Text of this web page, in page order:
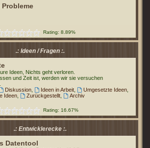
Rating: 8.89%
.: Ideen / Fragen :.
Ideen, Nichts geht verloren.
und Zeit ist, werden wir sie versuchen
Diskussion, Ideen in Arbeit, Umgesetzte Ideen,
Ideen, Zurückgestellt,
Archiv
Rating: 16.67%
.: Entwicklerecke :.
Datentool